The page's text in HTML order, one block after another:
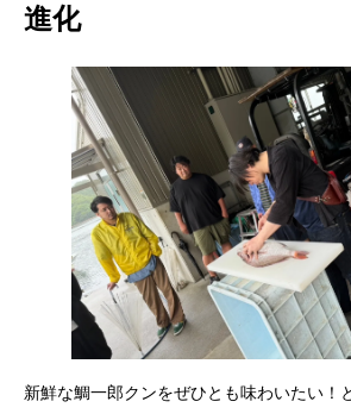
進化
新鮮な鯛一郎クンをぜひとも味わいたい！